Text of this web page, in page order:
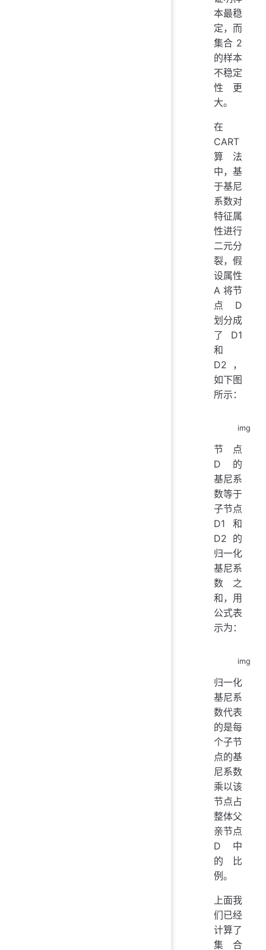
本最稳
定，而
集合 2
的样本
不稳定
性更
大。
在
CART
算法
中，基
于基尼
系数对
特征属
性进行
二元分
裂，假
设属性
A 将节
点 D
划分成
了 D1
和
D2，
如下图
所示：
img
节点
D 的
基尼系
数等于
子节点
D1 和
D2 的
归一化
基尼系
数之
和，用
公式表
示为：
img
归一化
基尼系
数代表
的是每
个子节
点的基
尼系数
乘以该
节点占
整体父
亲节点
D 中
的比
例。
上面我
们已经
计算了
集合